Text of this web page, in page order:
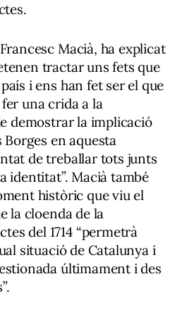
Macià, ha explicat
tractar uns fets que
i ens han fet ser el que
una crida a la
demostrar la implicació
en aquesta
de treballar tots junts
identitat”. Macià també
històric que viu el
la cloenda de la
del 1714 “permetrà
situació de Catalunya i
últimament i des